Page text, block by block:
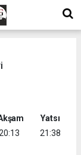
Yatsı
21:38